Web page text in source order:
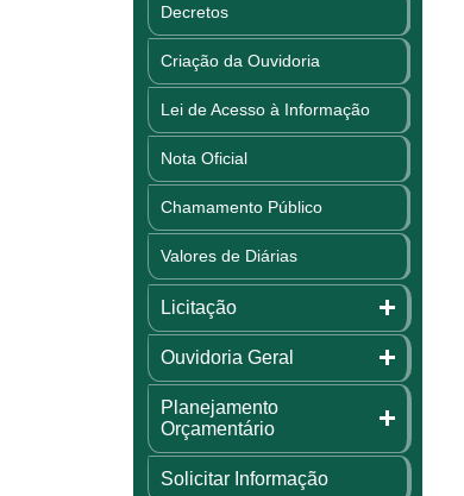
Decretos
Criação da Ouvidoria
Lei de Acesso à Informação
Nota Oficial
Chamamento Público
Valores de Diárias
Licitação
Ouvidoria Geral
Planejamento
Orçamentário
Solicitar Informação